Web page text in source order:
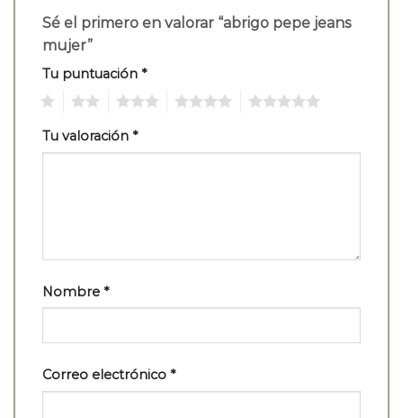
Sé el primero en valorar “abrigo pepe jeans
mujer”
Tu puntuación *
Tu valoración *
Nombre *
Correo electrónico *